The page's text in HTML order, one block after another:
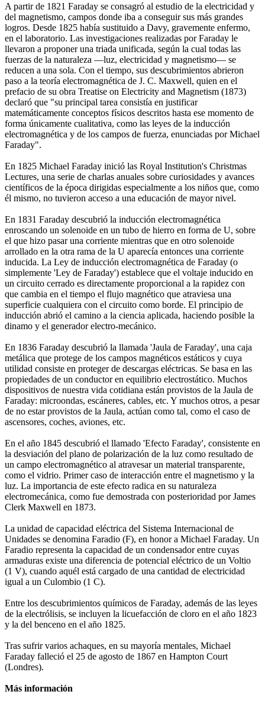
A partir de 1821 Faraday se consagró al estudio de la electricidad y
del magnetismo, campos donde iba a conseguir sus más grandes
logros. Desde 1825 había sustituido a Davy, gravemente enfermo,
en el laboratorio. Las investigaciones realizadas por Faraday le
llevaron a proponer una triada unificada, según la cual todas las
fuerzas de la naturaleza —luz, electricidad y magnetismo— se
reducen a una sola. Con el tiempo, sus descubrimientos abrieron
paso a la teoría electromagnética de J. C. Maxwell, quien en el
prefacio de su obra Treatise on Electricity and Magnetism (1873)
declaró que "su principal tarea consistía en justificar
matemáticamente conceptos físicos descritos hasta ese momento de
forma únicamente cualitativa, como las leyes de la inducción
electromagnética y de los campos de fuerza, enunciadas por Michael
Faraday".
En 1825 Michael Faraday inició las Royal Institution's Christmas
Lectures, una serie de charlas anuales sobre curiosidades y avances
científicos de la época dirigidas especialmente a los niños que, como
él mismo, no tuvieron acceso a una educación de mayor nivel.
En 1831 Faraday descubrió la inducción electromagnética
enroscando un solenoide en un tubo de hierro en forma de U, sobre
el que hizo pasar una corriente mientras que en otro solenoide
arrollado en la otra rama de la U aparecía entonces una corriente
inducida. La Ley de inducción electromagnética de Faraday (o
simplemente 'Ley de Faraday') establece que el voltaje inducido en
un circuito cerrado es directamente proporcional a la rapidez con
que cambia en el tiempo el flujo magnético que atraviesa una
superficie cualquiera con el circuito como borde. El principio de
inducción abrió el camino a la ciencia aplicada, haciendo posible la
dinamo y el generador electro-mecánico.
En 1836 Faraday descubrió la llamada 'Jaula de Faraday', una caja
metálica que protege de los campos magnéticos estáticos y cuya
utilidad consiste en proteger de descargas eléctricas. Se basa en las
propiedades de un conductor en equilibrio electrostático. Muchos
dispositivos de nuestra vida cotidiana están provistos de la Jaula de
Faraday: microondas, escáneres, cables, etc. Y muchos otros, a pesar
de no estar provistos de la Jaula, actúan como tal, como el caso de
ascensores, coches, aviones, etc.
En el año 1845 descubrió el llamado 'Efecto Faraday', consistente en
la desviación del plano de polarización de la luz como resultado de
un campo electromagnético al atravesar un material transparente,
como el vidrio. Primer caso de interacción entre el magnetismo y la
luz. La importancia de este efecto radica en su naturaleza
electromecánica, como fue demostrada con posterioridad por James
Clerk Maxwell en 1873.
La unidad de capacidad eléctrica del Sistema Internacional de
Unidades se denomina Faradio (F), en honor a Michael Faraday. Un
Faradio representa la capacidad de un condensador entre cuyas
armaduras existe una diferencia de potencial eléctrico de un Voltio
(1 V), cuando aquél está cargado de una cantidad de electricidad
igual a un Culombio (1 C).
Entre los descubrimientos químicos de Faraday, además de las leyes
de la electrólisis, se incluyen la licuefacción de cloro en el año 1823
y la del benceno en el año 1825.
Tras sufrir varios achaques, en su mayoría mentales, Michael
Faraday falleció el 25 de agosto de 1867 en Hampton Court
(Londres).
Más información